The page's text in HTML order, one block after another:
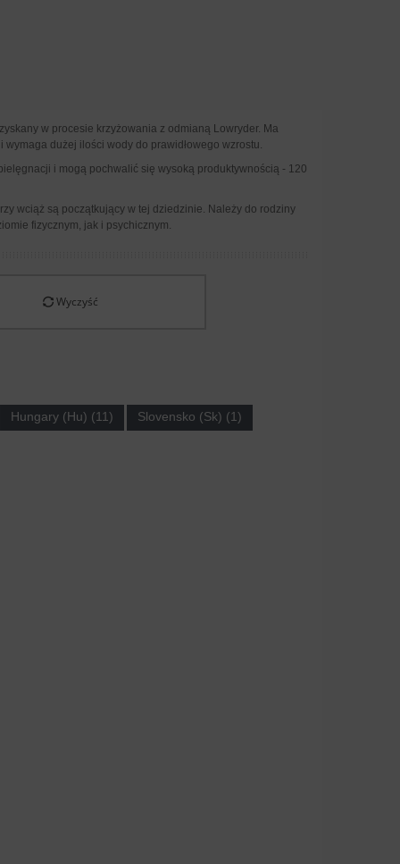
w procesie krzyżowania z odmianą Lowryder. Ma
dużej ilości wody do prawidłowego wzrostu.
i mogą pochwalić się wysoką produktywnością - 120
wciąż są początkujący w tej dziedzinie. Należy do rodziny
fizycznym, jak i psychicznym.
Wyczyść
Hungary (Hu) (11) Slovensko (Sk) (1)